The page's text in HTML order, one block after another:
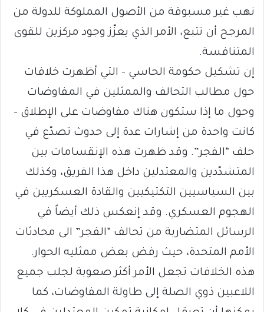
نهب غير مسبوقة من الأصول المملوكة للدولة من
المرجح أن تتبع، الأمر الذي يعزّز وجود مركزين للقوى
المتنافسة.
إن تشكيل حكومة الحاسي – التي أظهرت خلافات
حول مطالب التحالف والممثلين في المفاوضات
وحول ما إذا ستكون هناك مفاوضات على الإطلاق –
كانت واحدة من إشارات عدة إلى حدوث تصدّع في
حلف “الفجر”. وقد ظهرت هذه الإنقسامات بين
المتشدّدين والمعتدلين داخل هذا الفريق، وكذلك
بين السياسيين التكتيكيين والقادة العسكريين في
الهجوم العسكري. وقد إنعكس ذلك أيضاً في
الرسائل المتضاربة من تحالف “الفجر” الى محادثات
الأمم المتحدة، حيث رفض بعض ممثليه الحوار.
هذه الخلافات تجعل الأمر أكثر صعوبة لجلب جميع
اللاعبين ذوي الصلة إلى طاولة المفاوضات، كما